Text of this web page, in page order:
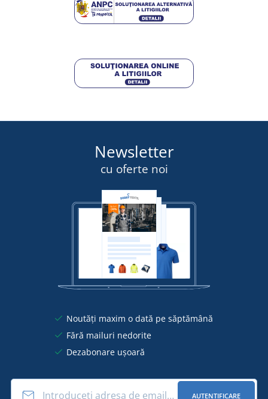
138,75 lei
Newsletter
cu oferte noi
Noutăți maxim o dată pe săptămână
Fără mailuri nedorite
Dezabonare ușoară
AUTENTIFICARE